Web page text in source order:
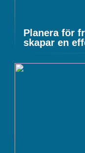
Planera för
skapar en